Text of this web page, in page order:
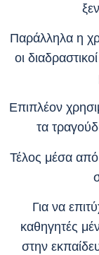
Παράλληλα η
οι διαδραστικοί
Επιπλέον
τα
Τέλος μέσα από
Για να
καθηγητές
στην